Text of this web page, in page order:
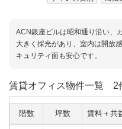
ACN銀座ビルは昭和通り沿い、
大きく採光があり、室内は開放
キュリティ面も安心です。
賃貸オフィス物件一覧 2
階数 坪数 賃料＋共